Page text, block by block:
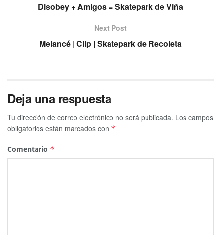
Disobey + Amigos = Skatepark de Viña
Next Post
Melancé | Clip | Skatepark de Recoleta
Deja una respuesta
Tu dirección de correo electrónico no será publicada. Los campos
obligatorios están marcados con *
Comentario *